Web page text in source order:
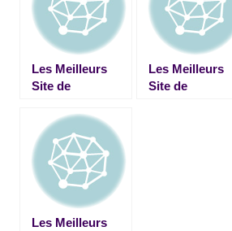
Les Meilleurs
Site de
Black, Metisse &
Asiat
Les Meilleurs
Site de
Les Meilleurs